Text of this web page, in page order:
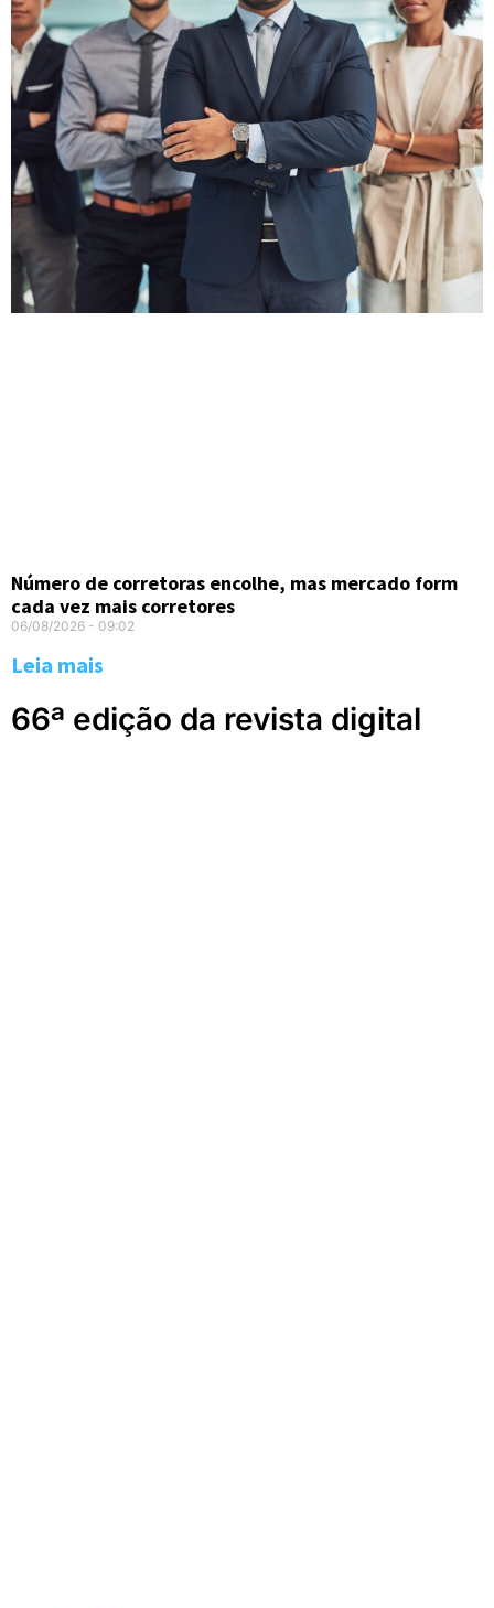
Número de corretoras encolhe, mas mercado form
cada vez mais corretores
06/08/2026 09:02
Leia mais
66ª edição da revista digital